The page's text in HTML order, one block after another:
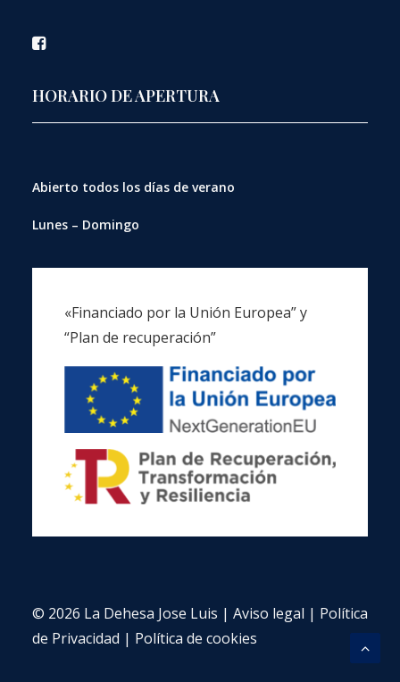
HORARIO DE APERTURA
Abierto todos los días de verano
Lunes – Domingo
«Financiado por la Unión Europea” y
“Plan de recuperación”
© 2026 La Dehesa Jose Luis | Aviso legal | Política
de Privacidad | Política de cookies